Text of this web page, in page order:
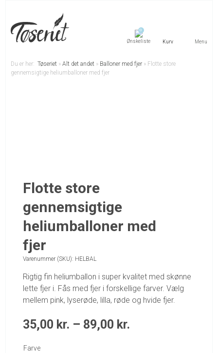
0
Menu
Du er her:Tøseriet »Alt det andet » Balloner med fjer » Flotte store
gennemsigtige heliumballoner med fjer
Flotte store
gennemsigtige
heliumballoner med
fjer
Varenummer (SKU): HELBAL
Rigtig fin heliumballon i super kvalitet med skønne
lette fjer i. Fås med fjer i forskellige farver. Vælg
mellem pink, lyserøde, lilla, røde og hvide fjer.
35,00 kr. – 89,00 kr.
Farve